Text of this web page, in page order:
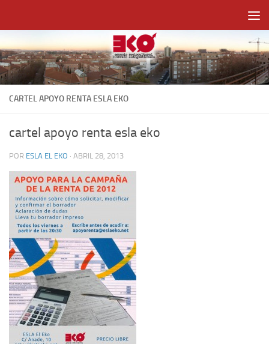
CARTEL APOYO RENTA ESLA EKO
cartel apoyo renta esla eko
POR ESLA EL EKO · ABRIL 28, 2013